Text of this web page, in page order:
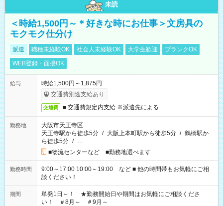
未読
＜時給1,500円～＊好きな時にお仕事＞文房具の
モクモク仕分け
派遣 職種未経験OK 社会人未経験OK 大学生歓迎
ブランクOK
WEB登録・面接OK
給与
時給1,500円～1,875円
交通費別途支給あり
交通費 ■ 交通費規定内支給 ※派遣先による
勤務地
大阪市天王寺区
天王寺駅から徒歩5分 / 大阪上本町駅から徒歩5分 / 鶴橋駅か
ら徒歩5分 / …
■物流センターなど ■勤務地選べます
勤務時間
9:00～17:00 10:00～19:00 など ■ 他の時間帯もお気軽にご相
談ください！
期間
単発1日～！ ★勤務開始日や期間はお気軽にご相談くださ
い！ ＃8月～ ＃9月～